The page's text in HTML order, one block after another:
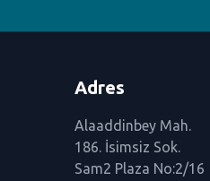
Adres
Alaaddinbey Mah.
186. İsimsiz Sok.
Sam2 Plaza No:2/16